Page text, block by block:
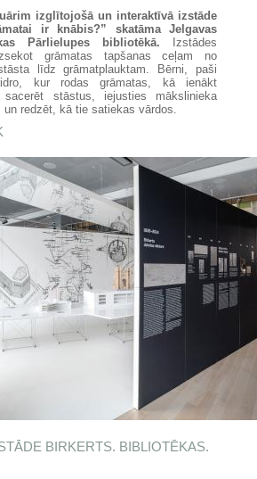
izglītojošā un interaktīvā izstāde
ir knābis?”
skatāma Jelgavas
Pārlielupes bibliotēkā. Izstādes
grāmatas tapšanas ceļam no
līdz grāmatplauktam. Bērni, paši
kur rodas grāmatas, kā ienākt
sacerēt stāstus, iejusties mākslinieka
un redzēt, kā tie satiekas vārdos.
JELGAVU
BIRKERTS. BIBLIOTĒKAS.